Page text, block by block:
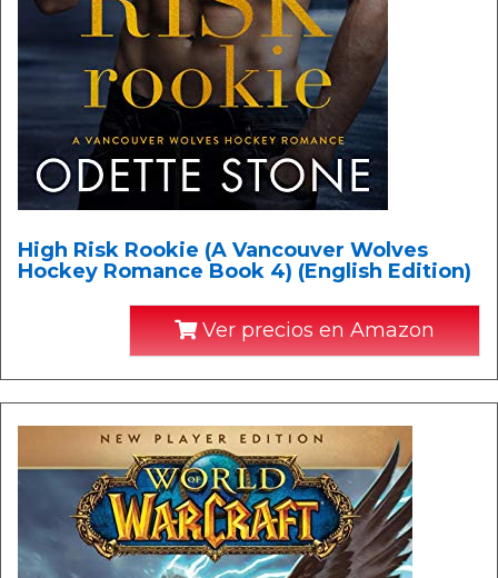
High Risk Rookie (A Vancouver Wolves
Hockey Romance Book 4) (English Edition)
Ver precios en Amazon